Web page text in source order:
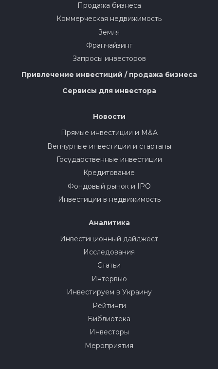
Продажа бизнеса
Коммерческая недвижимость
Земля
Франчайзинг
Запросы инвесторов
Привлечение инвестиций / продажа бизнеса
Сервисы для инвестора
Новости
Прямые инвестиции и M&A
Венчурные инвестиции и стартапы
Государственные инвестиции
Кредитование
Фондовый рынок и IPO
Инвестиции в недвижимость
Аналитика
Инвестиционный дайджест
Исследования
Статьи
Интервью
Инвестируем в Украину
Рейтинги
Библиотека
Инвесторы
Мероприятия